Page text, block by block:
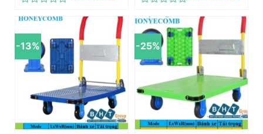
xếp
hạng
0
5
sao
xếp
hạng
0
5
sao
-13% -25%